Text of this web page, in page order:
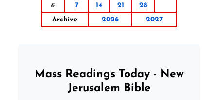
ச
7 14 21
28
Archive
2026 2027
Mass Readings Today - New
Jerusalem Bible